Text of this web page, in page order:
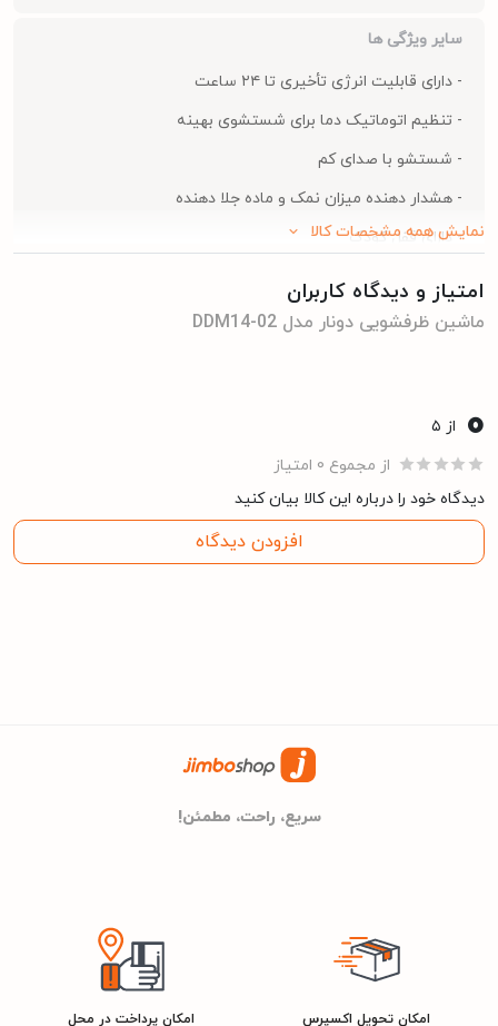
سایر ویژگی ها
- دارای قابلیت انرژی تأخیری تا ۲۴ ساعت
- تنظیم اتوماتیک دما برای شستشوی بهینه
- شستشو با صدای کم
- هشدار دهنده میزان نمک و ماده جلا دهنده
- دارای قفل کودک
- برنامه اقتصادی Eco
- دارای شستشوی سریع و پرقدرت
- سیستم عیب یابی هوشمند
- دارای سبد قاشق و چنگال مجزا
- قابلیت تنظیم ارتفاع سبد میانی
- شستشوی نصف ظرفیت با امکان انتخاب نصف طبقه
نمایش همه مشخصات کالا
امتیاز و دیدگاه کاربران
ماشین ظرفشویی دونار مدل DDM14-02
0
از ۵
از مجموع 0 امتیاز
دیدگاه خود را درباره این کالا بیان کنید
افزودن دیدگاه
سریع، راحت، مطمئن!
امکان تحویل اکسپرس امکان پرداخت در محل